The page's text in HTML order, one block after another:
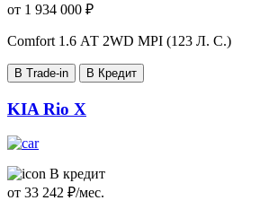
от 1 934 000 ₽
Comfort 1.6 АТ 2WD MPI (123 Л. C.)
В Trade-in В Кредит
KIA Rio X
В кредит
от 33 242 ₽/мес.